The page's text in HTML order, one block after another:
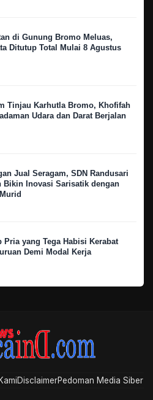
di Gunung Bromo Meluas,
Ditutup Total Mulai 8 Agustus
Tinjau Karhutla Bromo, Khofifah
Udara dan Darat Berjalan
Jual Seragam, SDN Randusari
Bikin Inovasi Sarisatik dengan
Pria yang Tega Habisi Kerabat
Demi Modal Kerja
DisclaimerPedoman Media Siber